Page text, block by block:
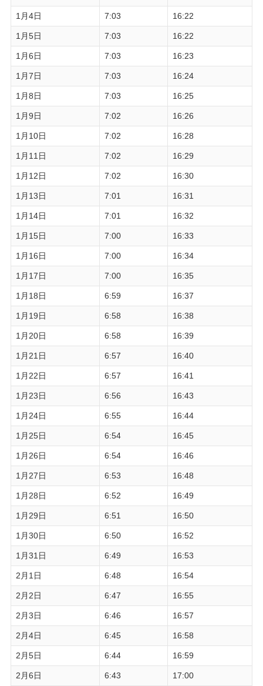
1月4日 7:03 16:22
1月5日 7:03 16:22
1月6日 7:03 16:23
1月7日 7:03 16:24
1月8日 7:03 16:25
1月9日 7:02 16:26
1月10日 7:02 16:28
1月11日 7:02 16:29
1月12日 7:02 16:30
1月13日 7:01 16:31
1月14日 7:01 16:32
1月15日 7:00 16:33
1月16日 7:00 16:34
1月17日 7:00 16:35
1月18日 6:59 16:37
1月19日 6:58 16:38
1月20日 6:58 16:39
1月21日 6:57 16:40
1月22日 6:57 16:41
1月23日 6:56 16:43
1月24日 6:55 16:44
1月25日 6:54 16:45
1月26日 6:54 16:46
1月27日 6:53 16:48
1月28日 6:52 16:49
1月29日 6:51 16:50
1月30日 6:50 16:52
1月31日 6:49 16:53
2月1日 6:48 16:54
2月2日 6:47 16:55
2月3日 6:46 16:57
2月4日 6:45 16:58
2月5日 6:44 16:59
2月6日 6:43 17:00